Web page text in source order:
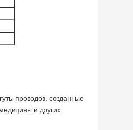
проводов, созданные
и других